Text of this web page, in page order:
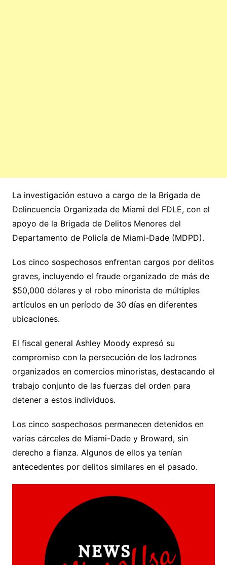
La investigación estuvo a cargo de la Brigada de
Delincuencia Organizada de Miami del FDLE, con el
apoyo de la Brigada de Delitos Menores del
Departamento de Policía de Miami-Dade (MDPD).
Los cinco sospechosos enfrentan cargos por delitos
graves, incluyendo el fraude organizado de más de
$50,000 dólares y el robo minorista de múltiples
artículos en un período de 30 días en diferentes
ubicaciones.
El fiscal general Ashley Moody expresó su
compromiso con la persecución de los ladrones
organizados en comercios minoristas, destacando el
trabajo conjunto de las fuerzas del orden para
detener a estos individuos.
Los cinco sospechosos permanecen detenidos en
varias cárceles de Miami-Dade y Broward, sin
derecho a fianza. Algunos de ellos ya tenían
antecedentes por delitos similares en el pasado.